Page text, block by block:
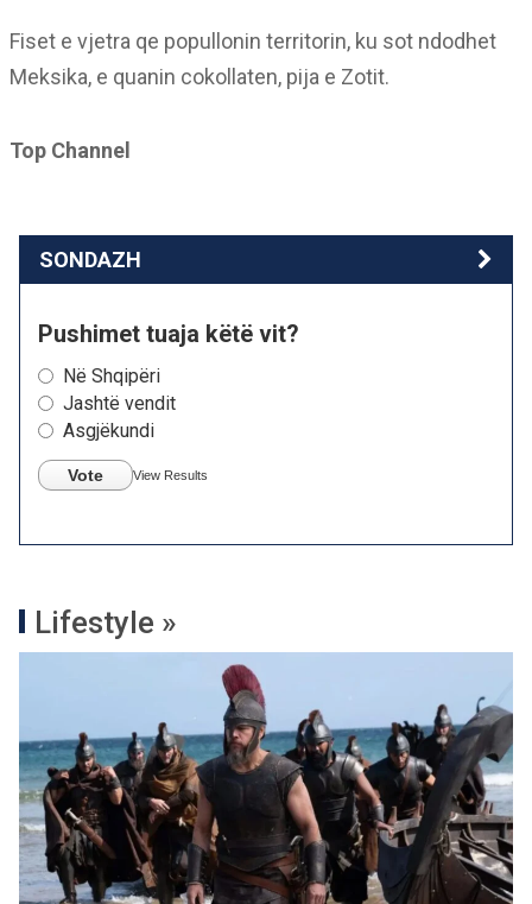
Fiset e vjetra qe popullonin territorin, ku sot ndodhet
Meksika, e quanin cokollaten, pija e Zotit.
Top Channel
SONDAZH
Pushimet tuaja këtë vit?
Në Shqipëri
Jashtë vendit
Asgjëkundi
Vote View Results
Lifestyle »